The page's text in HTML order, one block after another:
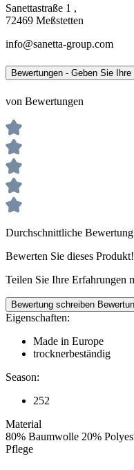
Sanettastraße 1 ,
72469 Meßstetten
info@sanetta-group.com
Bewertungen - Geben Sie
von Bewertungen
Durchschnittliche
Bewerten Sie dieses Produkt!
Teilen Sie Ihre Erfahrungen
Bewertung schreiben
Eigenschaften:
Made in Europe
trocknerbeständig
Season:
252
Material
80% Baumwolle 20%
Pflege